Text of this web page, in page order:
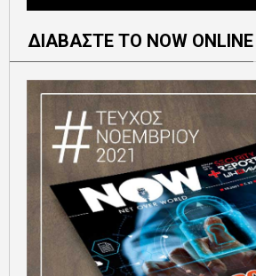
ΔΙΑΒΑΣΤΕ ΤΟ NOW ONLINE